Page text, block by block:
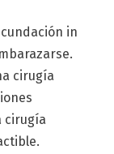
in
cirugía
cirugía